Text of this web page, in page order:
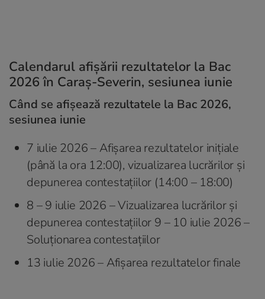
Calendarul afișării rezultatelor la Bac
2026 în Caraș-Severin, sesiunea iunie
Când se afișează rezultatele la Bac 2026,
sesiunea iunie
7 iulie 2026 – Afișarea rezultatelor inițiale
(până la ora 12:00), vizualizarea lucrărilor și
depunerea contestațiilor (14:00 – 18:00)
8 – 9 iulie 2026 – Vizualizarea lucrărilor și
depunerea contestațiilor 9 – 10 iulie 2026 –
Soluționarea contestațiilor
13 iulie 2026 – Afișarea rezultatelor finale